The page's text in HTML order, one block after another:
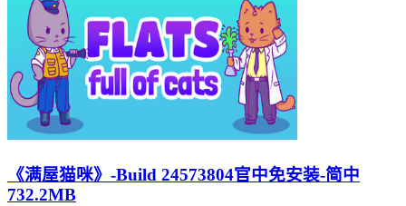
《满屋猫咪》-Build 24573804官中免安装-简中
732.2MB